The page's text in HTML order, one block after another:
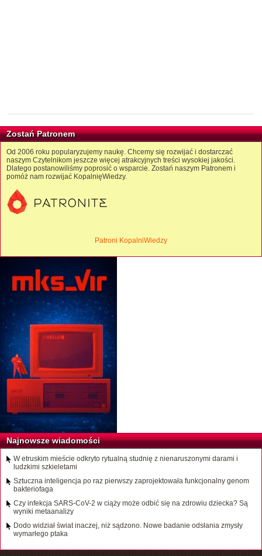
Zostań Patronem
Od 2006 roku popularyzujemy naukę. Chcemy się rozwijać i dostarczać
naszym Czytelnikom jeszcze więcej atrakcyjnych treści wysokiej jakości.
Dlatego postanowiliśmy poprosić o wsparcie. Zostań naszym Patronem i
pomóż nam rozwijać KopalnięWiedzy.
Patroni KopalniWiedzy
Najnowsze wiadomości
W etruskim mieście odkryto rytualną studnię z nienaruszonymi darami i
ludzkimi szkieletami
Sztuczna inteligencja po raz pierwszy zaprojektowała funkcjonalny genom
bakteriofaga
Czy infekcja SARS-CoV-2 w ciąży może odbić się na zdrowiu dziecka? Są
wyniki metaanalizy
Dodo widział świat inaczej, niż sądzono. Nowe badanie odsłania zmysły
wymarłego ptaka